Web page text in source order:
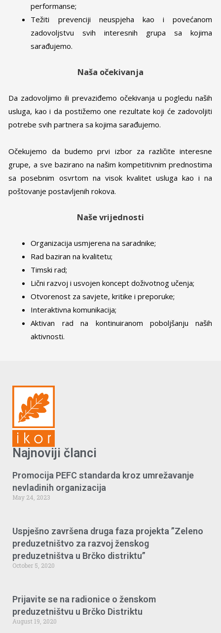
performanse;
Težiti prevenciji neuspjeha kao i povećanom
zadovoljstvu svih interesnih grupa sa kojima
sarađujemo.
Naša očekivanja
Da zadovoljimo ili prevaziđemo očekivanja u pogledu naših
usluga, kao i da postižemo one rezultate koji će zadovoljiti
potrebe svih partnera sa kojima sarađujemo.
Očekujemo da budemo prvi izbor za različite interesne
grupe, a sve bazirano na našim kompetitivnim prednostima
sa posebnim osvrtom na visok kvalitet usluga kao i na
poštovanje postavljenih rokova.
Naše vrijednosti
Organizacija usmjerena na saradnike;
Rad baziran na kvalitetu;
Timski rad;
Lični razvoj i usvojen koncept doživotnog učenja;
Otvorenost za savjete, kritike i preporuke;
Interaktivna komunikacija;
Aktivan rad na kontinuiranom poboljšanju naših
aktivnosti.
Najnoviji članci
Promocija PEFC standarda kroz umrežavanje
nevladinih organizacija
May 24, 2023
Uspješno završena druga faza projekta ”Zeleno
preduzetništvo za razvoj ženskog
preduzetništva u Brčko distriktu”
October 5, 2020
Prijavite se na radionice o ženskom
preduzetništvu u Brčko Distriktu
August 19, 2020